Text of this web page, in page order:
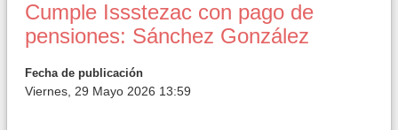
Cumple Issstezac con pago de
pensiones: Sánchez González
Fecha de publicación
Viernes, 29 Mayo 2026 13:59